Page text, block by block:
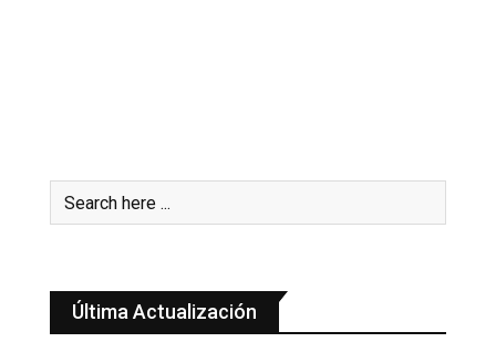
Última Actualización